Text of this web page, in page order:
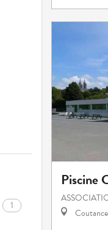
1
Piscine